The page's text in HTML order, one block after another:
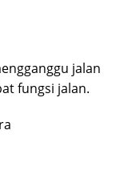
jalan
fungsi jalan.